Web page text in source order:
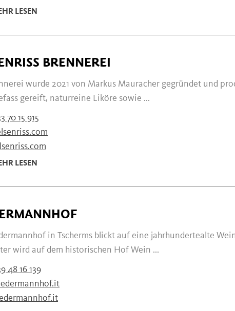
LESEN
BRENNEREI
wurde 2021 von Markus Mauracher gegründet und
gereift, naturreine Liköre sowie ...
70 15 915
LESEN
in Tscherms blickt auf eine jahrhundertealte
wird auf dem historischen Hof Wein ...
48 16 139